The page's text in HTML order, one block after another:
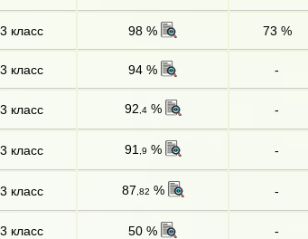
3 класс 98 % 73 %
3 класс 94 % -
3 класс 92 ,4% -
3 класс 91 ,9 % -
3 класс 87 ,82 % -
3 класс 50 % -